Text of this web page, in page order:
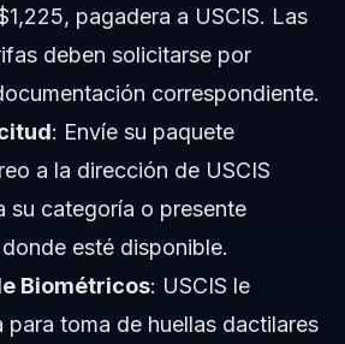
pagadera a USCIS. Las
deben solicitarse por
correspondiente.
: Envíe su paquete
a la dirección de USCIS
su categoría o presente
esté disponible.
Biométricos: USCIS le
toma de huellas dactilares